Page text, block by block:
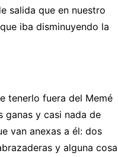
salida que en nuestro
iba disminuyendo la
tenerlo fuera del Memé
ganas y casi nada de
van anexas a él: dos
y alguna cosa